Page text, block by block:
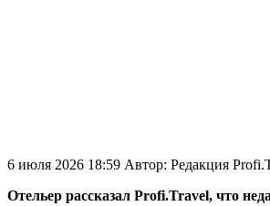
6 июля 2026 18:59 Автор: Редакция
Отельер рассказал Profi.Travel, что